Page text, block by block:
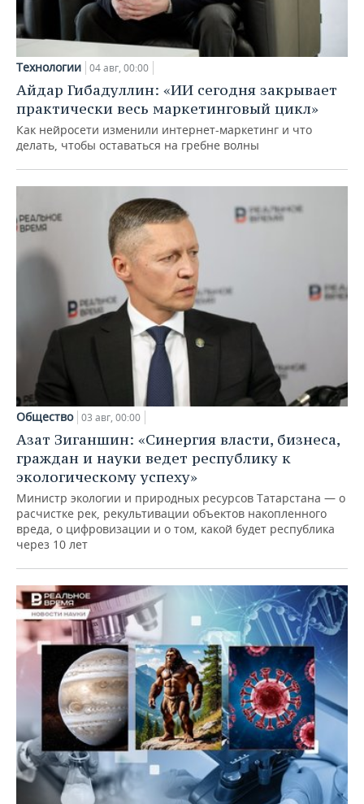
Технологии 04 авг, 00:00
Айдар Гибадуллин: «ИИ сегодня закрывает
практически весь маркетинговый цикл»
Как нейросети изменили интернет-маркетинг и что
делать, чтобы оставаться на гребне волны
Общество 03 авг, 00:00
Азат Зиганшин: «Синергия власти, бизнеса,
граждан и науки ведет республику к
экологическому успеху»
Министр экологии и природных ресурсов Татарстана — о
расчистке рек, рекультивации объектов накопленного
вреда, о цифровизации и о том, какой будет республика
через 10 лет